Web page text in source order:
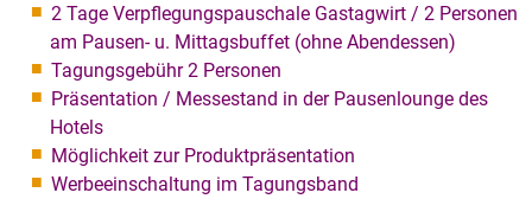
2 Tage Verpflegungspauschale Gastagwirt / 2 Personen
am Pausen- u. Mittagsbuffet (ohne Abendessen)
Tagungsgebühr 2 Personen
Präsentation / Messestand in der Pausenlounge des
Hotels
Möglichkeit zur Produktpräsentation
Werbeeinschaltung im Tagungsband